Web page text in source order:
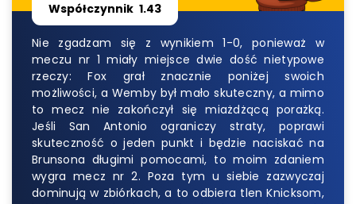
Współczynnik 1.43
Nie zgadzam się z wynikiem 1-0, ponieważ w
meczu nr 1 miały miejsce dwie dość nietypowe
rzeczy: Fox grał znacznie poniżej swoich
możliwości, a Wemby był mało skuteczny, a mimo
to mecz nie zakończył się miażdżącą porażką.
Jeśli San Antonio ograniczy straty, poprawi
skuteczność o jeden punkt i będzie naciskać na
Brunsona długimi pomocami, to moim zdaniem
wygra mecz nr 2. Poza tym u siebie zazwyczaj
dominują w zbiórkach, a to odbiera tlen Knicksom,